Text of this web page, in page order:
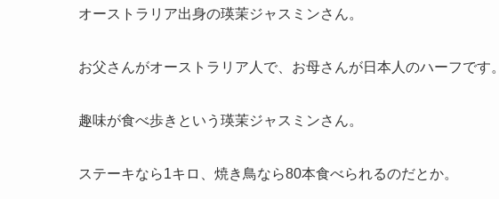
オーストラリア出身の瑛茉ジャスミンさん。
お父さんがオーストラリア人で、お母さんが日本人のハーフです。
趣味が食べ歩きという瑛茉ジャスミンさん。
ステーキなら1キロ、焼き鳥なら80本食べられるのだとか。